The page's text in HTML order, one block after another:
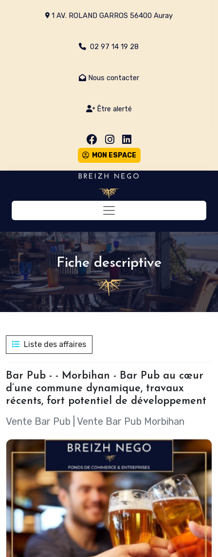
1 AV. ROLAND GARROS 56400 Auray
02 97 14 19 28
Nous contacter
Être alerté
MON ESPACE
Toggle navigation
Fiche descriptive
Liste des affaires
Bar Pub - - Morbihan - Bar Pub au cœur
d’une commune dynamique, travaux
récents, fort potentiel de développement
Vente Bar Pub Vente Bar Pub Morbihan